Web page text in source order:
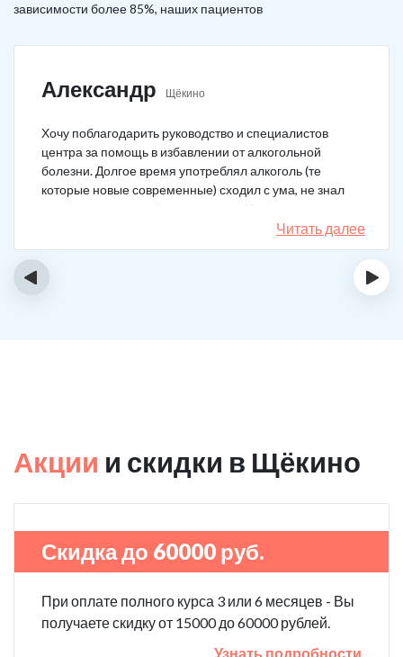
зависимости более 85%, наших пациентов
Александр Щёкино
Хочу поблагодарить руководство и специалистов
центра за помощь в избавлении от алкогольной
болезни. Долгое время употреблял алкоголь (те
которые новые современные) сходил с ума, не знал
куда деться от своей зависимости. Искал тех кто
сможет мне помочь в интернете, позвонил, приехал.
На сегодняшний день не употребляю!
Читать далее
‹ ›
Акции и скидки в Щёкино
Скидка до 60000 руб.
При оплате полного курса 3 или 6 месяцев - Вы
получаете скидку от 15000 до 60000 рублей.
Узнать подробности